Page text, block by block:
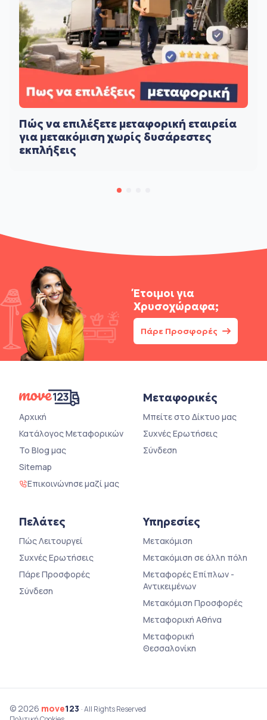
Πώς να επιλέξετε μεταφορική εταιρεία
για μετακόμιση χωρίς δυσάρεστες
εκπλήξεις
Έτοιμοι για
Χρυσοχώραφα;
Πάρε Προσφορές
Αρχική
Κατάλογος Μεταφορικών
Το Blog μας
Sitemap
Επικοινώνησε μαζί μας
Μεταφορικές
Μπείτε στο Δίκτυο μας
Συχνές Ερωτήσεις
Σύνδεση
Πελάτες
Πώς Λειτουργεί
Συχνές Ερωτήσεις
Πάρε Προσφορές
Σύνδεση
Υπηρεσίες
Μετακόμιση
Μετακόμιση σε άλλη πόλη
Μεταφορές Επίπλων -
Αντικειμένων
Μετακόμιση Προσφορές
Μεταφορική Αθήνα
Μεταφορική
Θεσσαλονίκη
© 2026 move123 · All Rights Reserved